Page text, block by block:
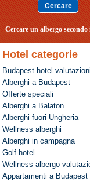
Cercare un albergo secondo
Hotel categorie
Budapest hotel valutazioni
Alberghi a Budapest
Offerte speciali
Alberghi a Balaton
Alberghi fuori Ungheria
Wellness alberghi
Alberghi in campagna
Golf hotel
Wellness albergo
Appartamenti a Budapest